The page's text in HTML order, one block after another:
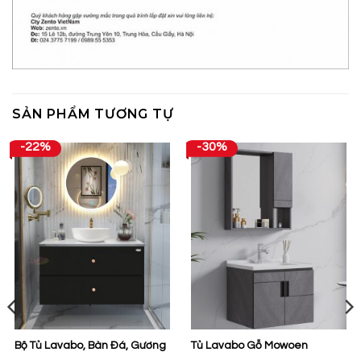
SẢN PHẨM TƯƠNG TỰ
-22%
Bộ Tủ Lavabo, Bàn Đá, Gương
-30%
Tủ Lavabo Gỗ Mowoen